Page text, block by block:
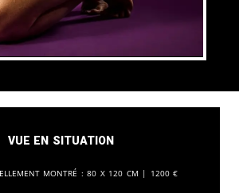
Vue en situation
montré : 80 x 120 cm | 1200 €